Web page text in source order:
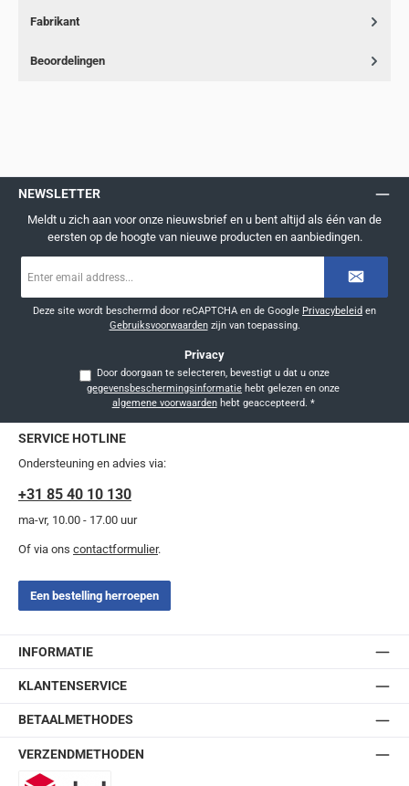
Fabrikant
Beoordelingen
NEWSLETTER
Meldt u zich aan voor onze nieuwsbrief en u bent altijd als één van de
eersten op de hoogte van nieuwe producten en aanbiedingen.
mailadres
Deze site wordt beschermd door reCAPTCHA en de Google Privacybeleid en
Gebruiksvoorwaardenzijn van toepassing.
Privacy
Door doorgaan te selecteren, bevestigt u dat u onze
gegevensbeschermingsinformatie
algemene voorwaardenhebt geaccepteerd. *
SERVICE HOTLINE
Ondersteuning en advies via:
+31 85 40 10 130
ma-vr, 10.00 - 17.00 uur
Of via ons contactformulier.
Een bestelling herroepen
INFORMATIE
KLANTENSERVICE
BETAALMETHODES
VERZENDMETHODEN